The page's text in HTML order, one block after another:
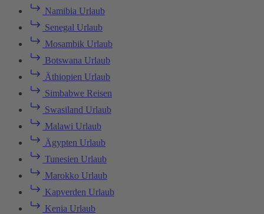
Namibia Urlaub
Senegal Urlaub
Mosambik Urlaub
Botswana Urlaub
Äthiopien Urlaub
Simbabwe Reisen
Swasiland Urlaub
Malawi Urlaub
Ägypten Urlaub
Tunesien Urlaub
Marokko Urlaub
Kapverden Urlaub
Kenia Urlaub